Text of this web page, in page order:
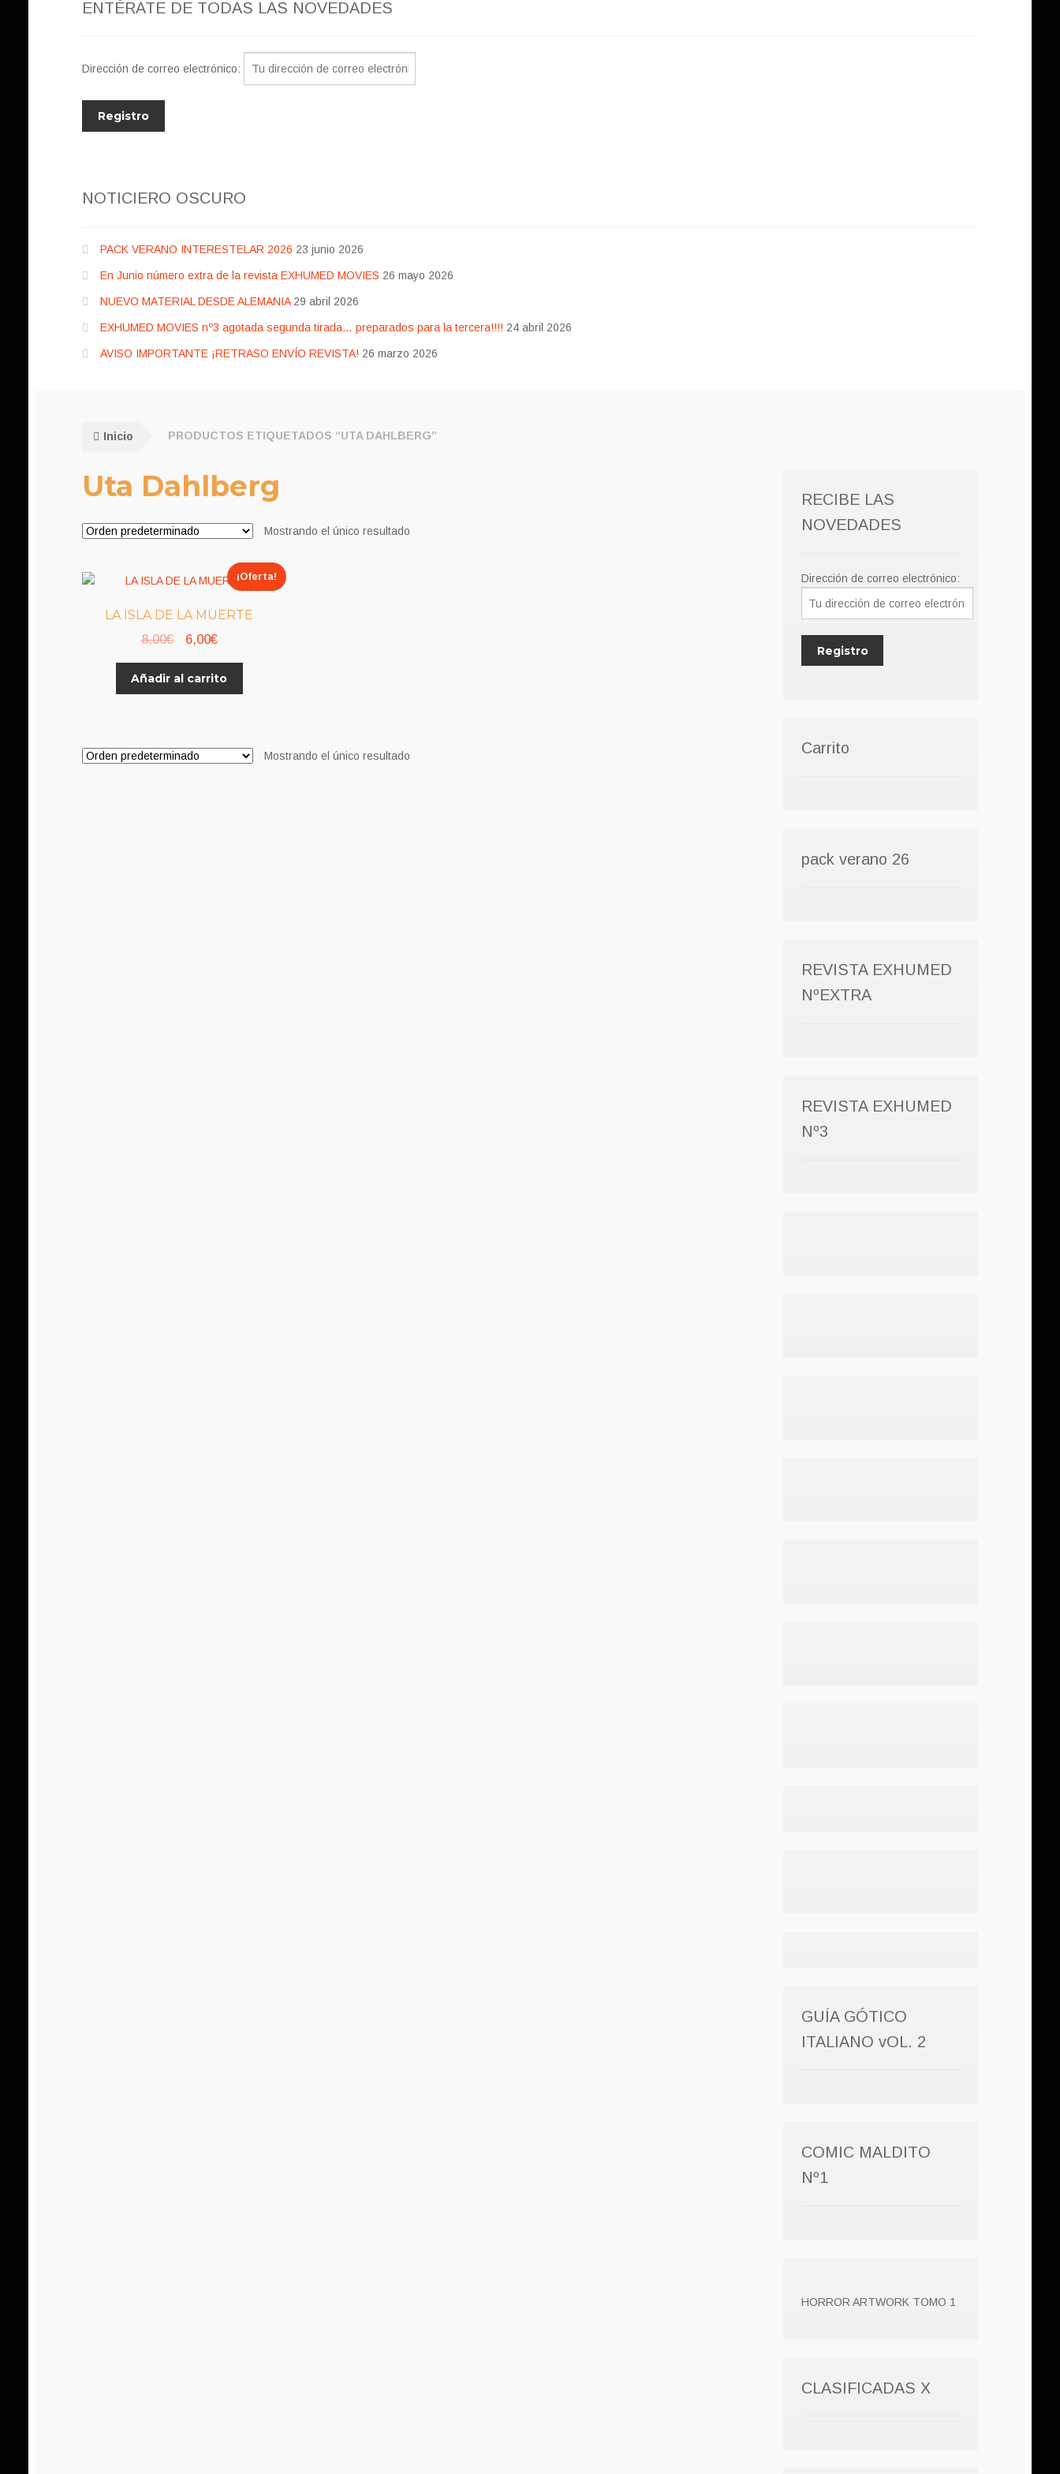
ENTÉRATE DE TODAS LAS NOVEDADES
Dirección de correo electrónico:
NOTICIERO OSCURO
PACK VERANO INTERESTELAR 2026 23 junio 2026
En Junio número extra de la revista EXHUMED MOVIES 26 mayo 2026
NUEVO MATERIAL DESDE ALEMANIA 29 abril 2026
EXHUMED MOVIES nº3 agotada segunda tirada… preparados para la tercera!!!! 24 abril 2026
AVISO IMPORTANTE ¡RETRASO ENVÍO REVISTA! 26 marzo 2026
Inicio PRODUCTOS ETIQUETADOS “UTA DAHLBERG”
Uta Dahlberg
Mostrando el único resultado
LA ISLA DE LA MUERTE
¡Oferta!
8,00€
El
precio
original
6,00€El
precio
actual
Añadir al carrito
Mostrando el único resultado
RECIBE LAS
NOVEDADES
Dirección de correo electrónico:
Carrito
pack verano 26
REVISTA EXHUMED
NºEXTRA
REVISTA EXHUMED
Nº3
GUÍA GÓTICO
ITALIANO vOL. 2
COMIC MALDITO
Nº1
HORROR ARTWORK TOMO 1
CLASIFICADAS X